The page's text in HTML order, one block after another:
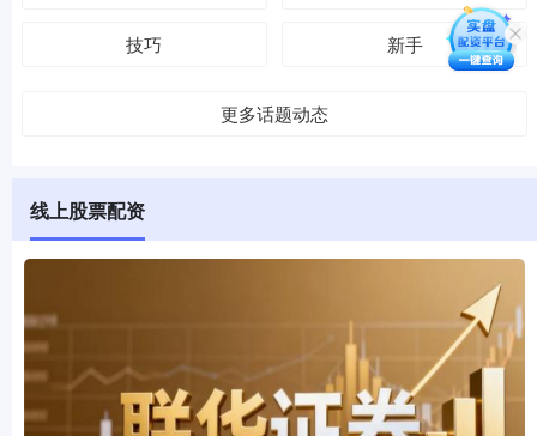
技巧 新手
更多话题动态
线上股票配资